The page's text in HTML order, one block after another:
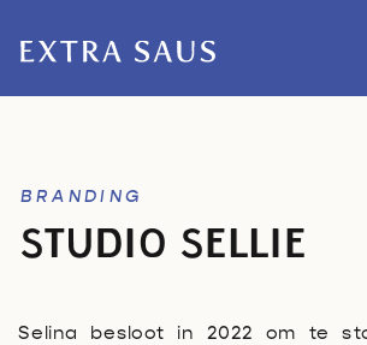
BRANDING
STUDIO SELLIE
Selina besloot in 2022 om te